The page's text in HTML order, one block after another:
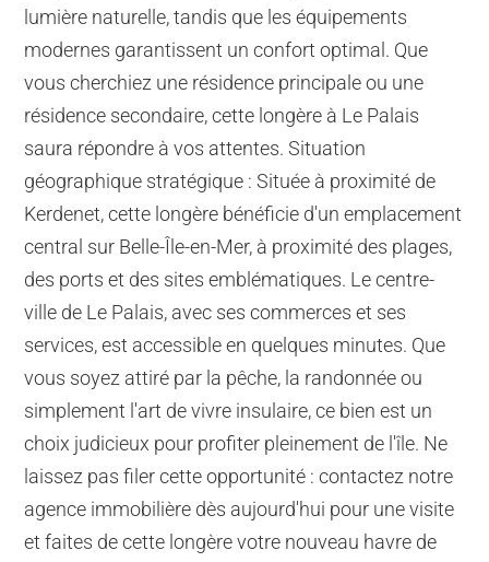
lumière naturelle, tandis que les équipements
modernes garantissent un confort optimal. Que
vous cherchiez une résidence principale ou une
résidence secondaire, cette longère à Le Palais
saura répondre à vos attentes. Situation
géographique stratégique : Située à proximité de
Kerdenet, cette longère bénéficie d'un emplacement
central sur Belle-Île-en-Mer, à proximité des plages,
des ports et des sites emblématiques. Le centre-
ville de Le Palais, avec ses commerces et ses
services, est accessible en quelques minutes. Que
vous soyez attiré par la pêche, la randonnée ou
simplement l'art de vivre insulaire, ce bien est un
choix judicieux pour profiter pleinement de l'île. Ne
laissez pas filer cette opportunité : contactez notre
agence immobilière dès aujourd'hui pour une visite
et faites de cette longère votre nouveau havre de